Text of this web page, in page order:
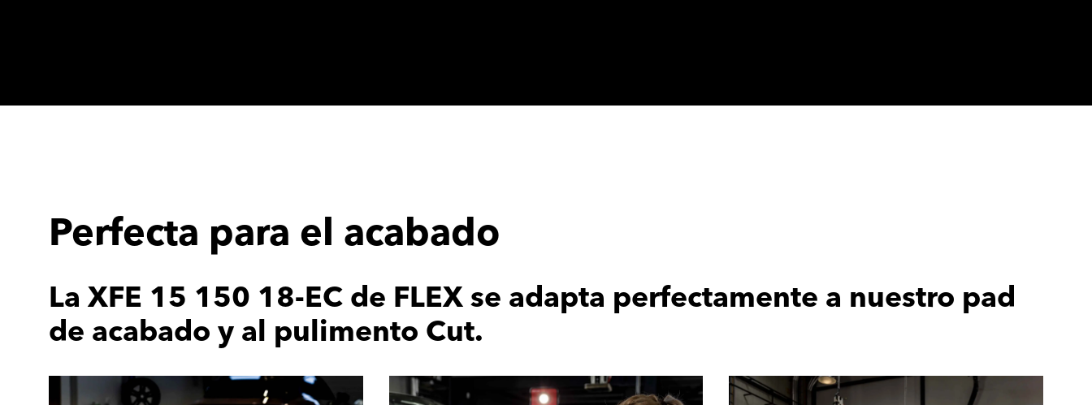
Perfecta para el acabado
La XFE 15 150 18-EC de FLEX se adapta perfectamente a nuestro pad
de acabado y al pulimento Cut.